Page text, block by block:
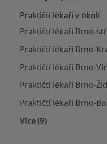
Praktičtí lékaři v okolí
Praktičtí lékaři Brno-
Praktičtí lékaři Brno-
Praktičtí lékaři Brno-
Praktičtí lékaři Brno-
Praktičtí lékaři Brno-
Více (9)